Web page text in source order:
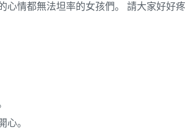
情都無法坦率的女孩們。 請大家好好疼
心。